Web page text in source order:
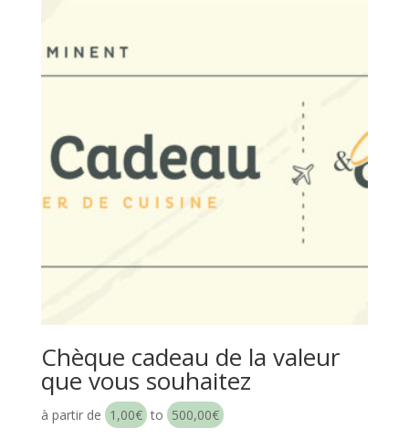
Chèque cadeau de la valeur
que vous souhaitez
à partir de 1,00€ to 500,00€